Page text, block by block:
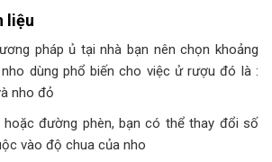
liệu
pháp ủ tại nhà bạn nên chọn khoảng
dùng phổ biến cho việc ử rượu đó là :
nho đỏ
đường phèn, bạn có thể thay đổi số
vào độ chua của nho